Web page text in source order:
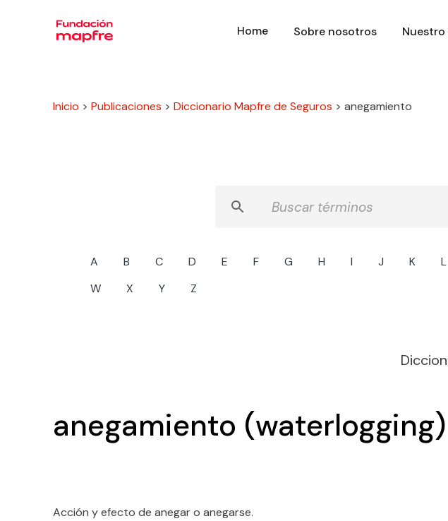
Home Sobre nosotros
Inicio > Publicaciones > Diccionario Mapfre de Seguros > anegamiento
A B C D E F G H I J K L
W
X Y Z
anegamiento (waterlogging)
Acción y efecto de anegar o anegarse.